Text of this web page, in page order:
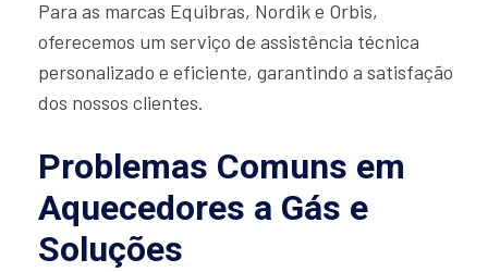
Para as marcas Equibras, Nordik e Orbis,
oferecemos um serviço de assistência técnica
personalizado e eficiente, garantindo a satisfação
dos nossos clientes.
Problemas Comuns em
Aquecedores a Gás e
Soluções